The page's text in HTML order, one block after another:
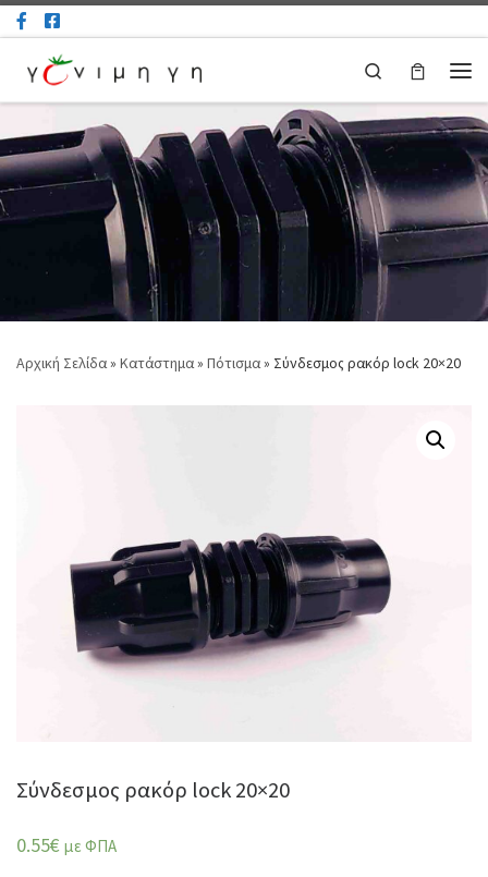
Μετάβαση στο περιεχόμενο
Search
Αρχική Σελίδα» Κατάστημα» Πότισμα» Σύνδεσμος ρακόρ lock 20×20
Σύνδεσμος ρακόρ lock 20×20
0.55€ με ΦΠΑ